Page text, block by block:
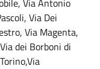
Via Dei
Via Magenta,
dei Borboni di